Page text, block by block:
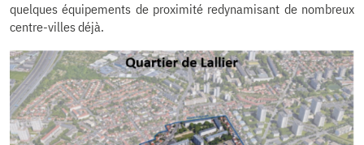
quelques équipements de proximité redynamisant de nombreux
centre-villes déjà.